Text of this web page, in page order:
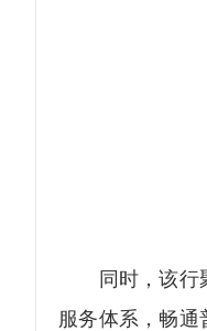
同时，该行聚
服务体系，畅通